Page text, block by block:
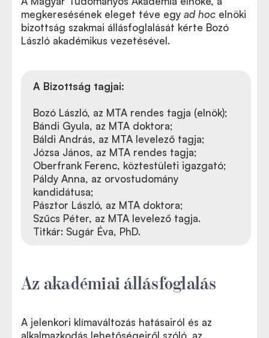
megkeresésének eleget téve egy ad hoc elnöki
bizottság szakmai állásfoglalását kérte Bozó
László akadémikus vezetésével.
A Bizottság tagjai:
Bozó László, az MTA rendes tagja (elnök);
Bándi Gyula, az MTA doktora;
Báldi András, az MTA levelező tagja;
Józsa János, az MTA rendes tagja;
Oberfrank Ferenc, köztestületi igazgató;
Páldy Anna, az orvostudomány
kandidátusa;
Pásztor László, az MTA doktora;
Szűcs Péter, az MTA levelező tagja.
Titkár: Sugár Éva, PhD.
Az akadémiai állásfoglalás
A jelenkori klímaváltozás hatásairól és az
alkalmazkodás lehetőségeiről szóló, az